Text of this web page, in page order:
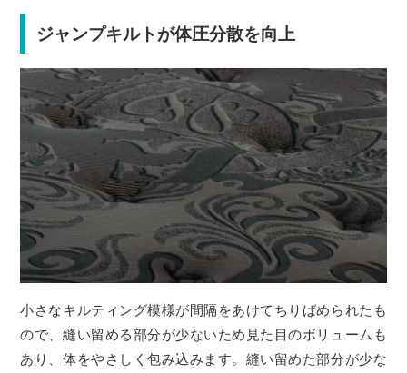
ジャンプキルトが体圧分散を向上
小さなキルティング模様が間隔をあけてちりばめられたも
ので、縫い留める部分が少ないため見た目のボリュームも
あり、体をやさしく包み込みます。縫い留めた部分が少な